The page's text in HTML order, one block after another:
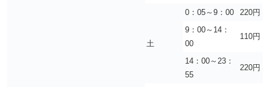
土
0：05～9：00
220円
9：00～14：
00
110円
14：00～23：
55
220円